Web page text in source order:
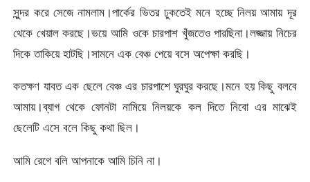
সুন্দর করে সেজে নামলাম।পার্কের ভিতর ঢুকতেই মনে হচ্ছে নিলয় আমায় দূর
থেকে খেয়াল করছে।ভয়ে আমি ওকে চারপাশ খুঁজতেও পারছিনা।লজ্জায় নিচের
দিকে তাকিয়ে হাটছি।সামনে এক বেঞ্চ পেয়ে বসে অপেক্ষা করছি।
কতক্ষণ যাবত এক ছেলে বেঞ্চ এর চারপাশে ঘুরঘুর করছে।মনে হয় কিছু বলবে
আমায়।ব্যাগ থেকে ফোনটা নামিয়ে নিলয়কে কল দিতে নিবো এর মাঝেই
ছেলেটি এসে বলে কিছু কথা ছিল।
আমি রেগে বলি আপনাকে আমি চিনি না।